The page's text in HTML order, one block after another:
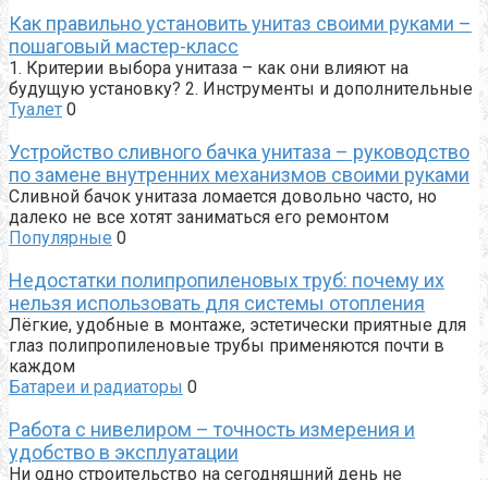
Как правильно установить унитаз своими руками –
пошаговый мастер-класс
1. Критерии выбора унитаза – как они влияют на
будущую установку? 2. Инструменты и дополнительные
Туалет 0
Устройство сливного бачка унитаза – руководство
по замене внутренних механизмов своими руками
Сливной бачок унитаза ломается довольно часто, но
далеко не все хотят заниматься его ремонтом
Популярные 0
Недостатки полипропиленовых труб: почему их
нельзя использовать для системы отопления
Лёгкие, удобные в монтаже, эстетически приятные для
глаз полипропиленовые трубы применяются почти в
каждом
Батареи и радиаторы 0
Работа с нивелиром – точность измерения и
удобство в эксплуатации
Ни одно строительство на сегодняшний день не